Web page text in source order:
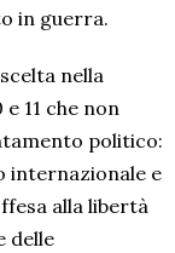
in guerra.
nella
11 che non
politico:
internazionale e
alla libertà
delle